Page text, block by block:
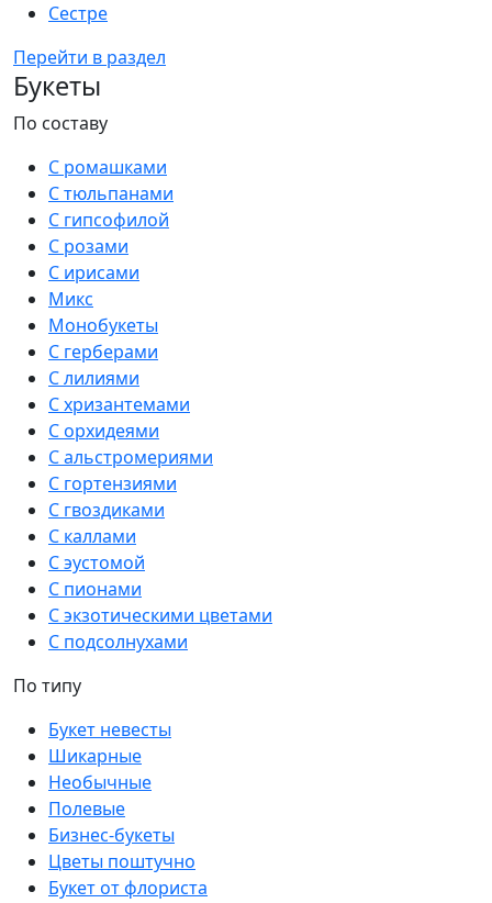
Сестре
Перейти в раздел
Букеты
По составу
С ромашками
С тюльпанами
С гипсофилой
С розами
С ирисами
Микс
Монобукеты
С герберами
С лилиями
С хризантемами
С орхидеями
С альстромериями
С гортензиями
С гвоздиками
С каллами
С эустомой
С пионами
С экзотическими цветами
С подсолнухами
По типу
Букет невесты
Шикарные
Необычные
Полевые
Бизнес-букеты
Цветы поштучно
Букет от флориста